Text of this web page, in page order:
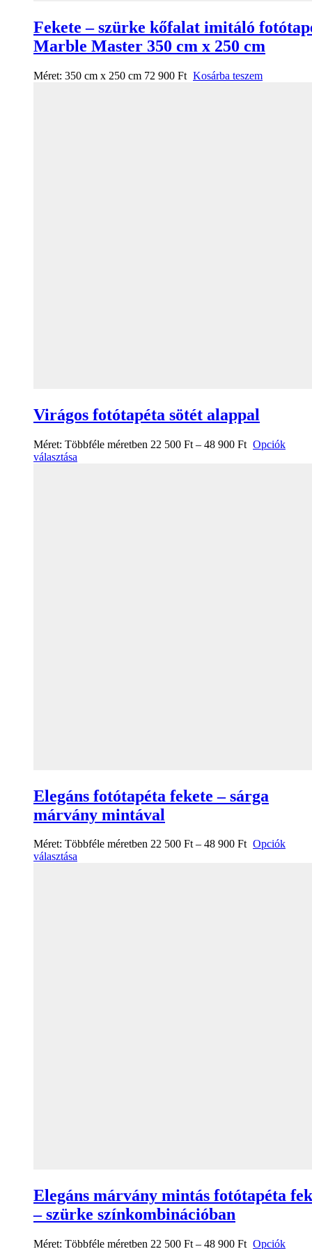
Fekete – szürke kőfalat imitáló
Marble Master 350 cm x 250 cm
Méret: 350 cm x 250 cm 72 900 Ft Kosárba teszem
Virágos fotótapéta sötét alappal
Méret: Többféle méretben 22 500 Ft – 48 900 Ft Opciók
választása
Elegáns fotótapéta fekete – sárga
márvány mintával
Méret: Többféle méretben 22 500 Ft– 48 900 Ft Opciók
választása
Elegáns márvány mintás fotótapéta
– szürke színkombinációban
Méret: Többféle méretben 22 500 Ft – 48 900 Ft Opciók